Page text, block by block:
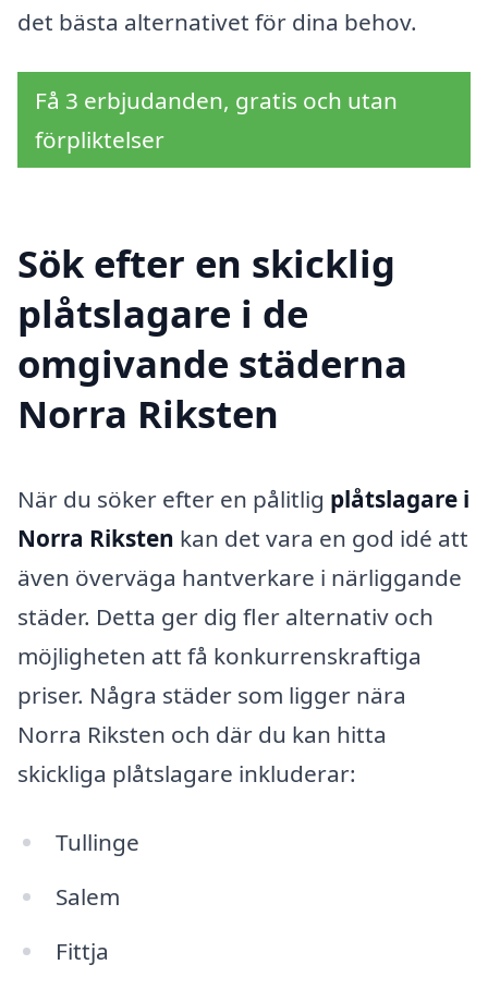
det bästa alternativet för dina behov.
Få 3 erbjudanden, gratis och utan
förpliktelser
Sök efter en skicklig
plåtslagare i de
omgivande städerna
Norra Riksten
När du söker efter en pålitlig plåtslagare i
Norra Riksten kan det vara en god idé att
även överväga hantverkare i närliggande
städer. Detta ger dig fler alternativ och
möjligheten att få konkurrenskraftiga
priser. Några städer som ligger nära
Norra Riksten och där du kan hitta
skickliga plåtslagare inkluderar:
Tullinge
Salem
Fittja